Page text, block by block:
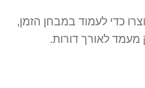
כדי לעמוד במבחן הזמן,
מעמד לאורך דורות.